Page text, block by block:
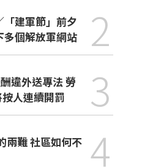
建軍節」前夕
多個解放軍網站
2
違外送專法 勞
人連續開罰
3
4